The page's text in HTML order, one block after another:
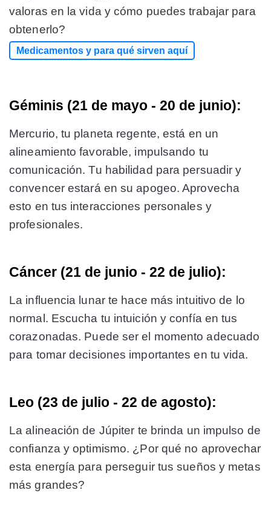
valoras en la vida y cómo puedes trabajar para
obtenerlo?
Medicamentos y para qué sirven aquí
Géminis (21 de mayo - 20 de junio):
Mercurio, tu planeta regente, está en un
alineamiento favorable, impulsando tu
comunicación. Tu habilidad para persuadir y
convencer estará en su apogeo. Aprovecha
esto en tus interacciones personales y
profesionales.
Cáncer (21 de junio - 22 de julio):
La influencia lunar te hace más intuitivo de lo
normal. Escucha tu intuición y confía en tus
corazonadas. Puede ser el momento adecuado
para tomar decisiones importantes en tu vida.
Leo (23 de julio - 22 de agosto):
La alineación de Júpiter te brinda un impulso de
confianza y optimismo. ¿Por qué no aprovechar
esta energía para perseguir tus sueños y metas
más grandes?